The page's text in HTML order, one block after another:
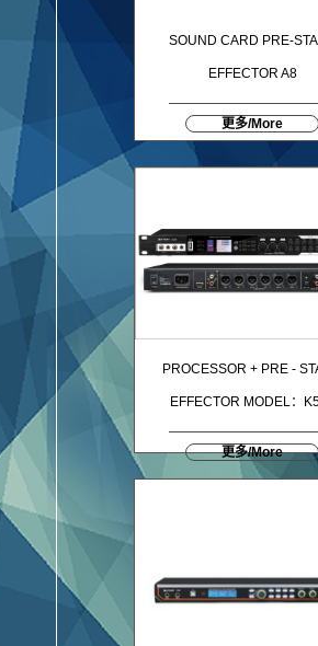
SOUND CARD PRE-
EFFECTOR A8
更多/More
PROCESSOR + PRE -
EFFECTOR MODEL：
更多/More